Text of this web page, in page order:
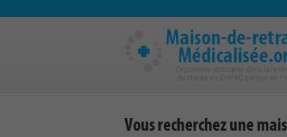
Vous recherchez une